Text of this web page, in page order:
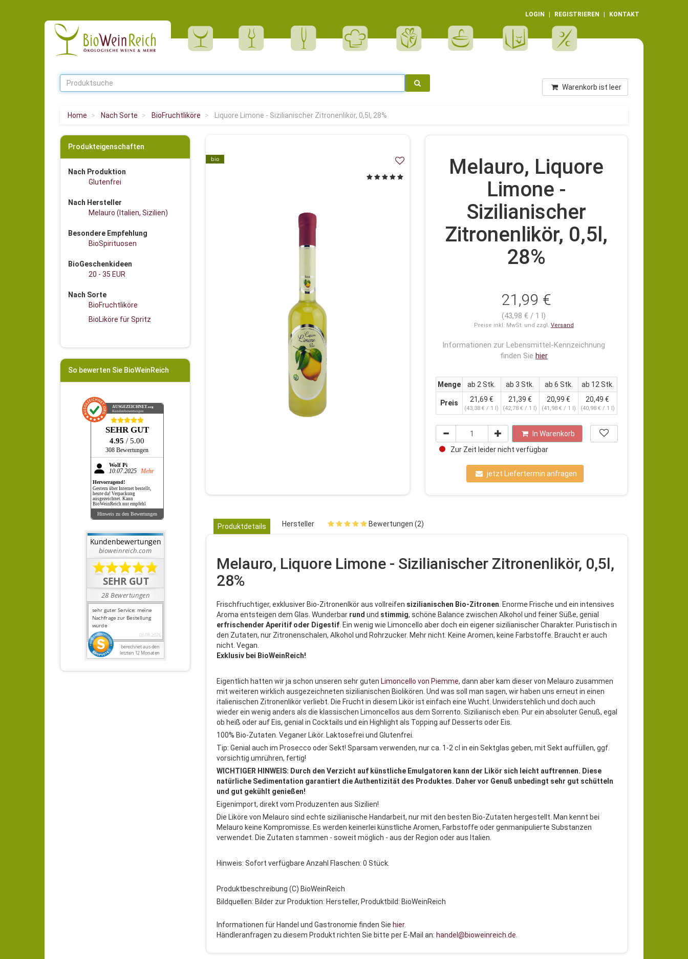
LOGIN REGISTRIEREN KONTAKT
Warenkorb ist leer
Home Nach Sorte BioFruchtliköre Liquore Limone - Sizilianischer Zitronenlikör, 0,5l, 28%
Produkteigenschaften
Nach Produktion
Glutenfrei
Nach Hersteller
Melauro (Italien, Sizilien)
Besondere Empfehlung
BioSpirituosen
BioGeschenkideen
20 - 35 EUR
Nach Sorte
BioFruchtliköre
BioLiköre für Spritz
So bewerten Sie BioWeinReich
AUSGEZEICHNET.org
Kundenbewertungen
SEHR GUT
4.95 / 5.00
308 Bewertungen
Wolf Pi
10.07.2025 Mehr
Hervorragend!
Gestern über Internet bestellt,
heute da! Verpackung
ausgezeichnet. Kann
BioWeinReich nur empfehl
Hinweis zu den Bewertungen
bio
Melauro, Liquore
Limone -
Sizilianischer
Zitronenlikör, 0,5l,
28%
21,99 €
(43,98 € / 1 l)
Preise inkl. MwSt. und zzgl. Versand
Informationen zur Lebensmittel-Kennzeichnung
finden Sie hier
Menge ab 2 Stk. ab 3 Stk. ab 6 Stk. ab 12 Stk.
Preis 21,69 €
(43,38 € / 1 l)
21,39 €
(42,78 € / 1 l)
20,99 €
(41,98 € / 1 l)
20,49 €
(40,98 € / 1 l)
In Warenkorb
Zur Zeit leider nicht verfügbar
jetzt Liefertermin anfragen
Produktdetails Hersteller Bewertungen (2)
Melauro, Liquore Limone - Sizilianischer Zitronenlikör, 0,5l,
28%
Frischfruchtiger, exklusiver Bio-Zitronenlkör aus vollreifen sizilianischen Bio-Zitronen . Enorme Frische und ein intensives
Aroma entsteigen dem Glas. Wunderbar rund und stimmig, schöne Balance zwischen Alkohol und feiner Süße, genial
erfrischender Aperitif oder Digestif . Ein wenig wie Limoncello aber doch ein eigener sizilianischer Charakter. Puristisch in
den Zutaten, nur Zitronenschalen, Alkohol und Rohrzucker. Mehr nicht. Keine Aromen, keine Farbstoffe. Braucht er auch
nicht. Vegan.
Exklusiv bei BioWeinReich!
Eigentlich hatten wir ja schon unseren sehr guten Limoncello von Piemme, dann aber kam dieser von Melauro zusammen
mit weiteren wirklich ausgezeichneten sizilianischen Biolikören. Und was soll man sagen, wir haben uns erneut in einen
italienischen Zitronenlikör verliebt. Die Frucht in diesem Likör ist einfach eine Wucht. Unwiderstehlich und doch auch
wieder ein wenig anders als die klassischen Limoncellos aus dem Sorrento. Sizilianisch eben. Pur ein absoluter Genuß, egal
ob heiß oder auf Eis, genial in Cocktails und ein Highlight als Topping auf Desserts oder Eis.
100% Bio-Zutaten. Veganer Likör. Laktosefrei und Glutenfrei.
Tip: Genial auch im Prosecco oder Sekt! Sparsam verwenden, nur ca. 1-2 cl in ein Sektglas geben, mit Sekt auffüllen, ggf.
vorsichtig umrühren, fertig!
WICHTIGER HINWEIS: Durch den Verzicht auf künstliche Emulgatoren kann der Likör sich leicht auftrennen. Diese
natürliche Sedimentation garantiert die Authentizität des Produktes. Daher vor Genuß unbedingt sehr gut schütteln
und gut gekühlt genießen!
Eigenimport, direkt vom Produzenten aus Sizilien!
Die Liköre von Melauro sind echte sizilianische Handarbeit, nur mit den besten Bio-Zutaten hergestellt. Man kennt bei
Melauro keine Kompromisse. Es werden keinerlei künstliche Aromen, Farbstoffe oder genmanipulierte Substanzen
verwendet. Die Zutaten stammen - soweit möglich - aus der Region oder aus Italien.
Hinweis: Sofort verfügbare Anzahl Flaschen: 0 Stück.
Produktbeschreibung (C) BioWeinReich
Bildquellen: Bilder zur Produktion: Hersteller, Produktbild: BioWeinReich
Informationen für Handel und Gastronomie finden Sie hier.
Händleranfragen zu diesem Produkt richten Sie bitte per E-Mail an: handel@bioweinreich.de